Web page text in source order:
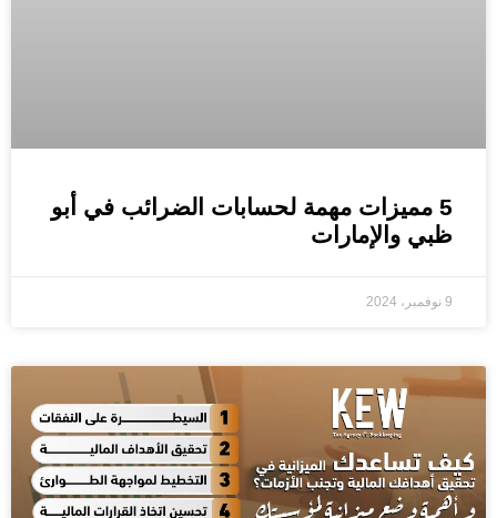
5 مميزات مهمة لحسابات الضرائب في أبو
ظبي والإمارات
9 نوفمبر، 2024